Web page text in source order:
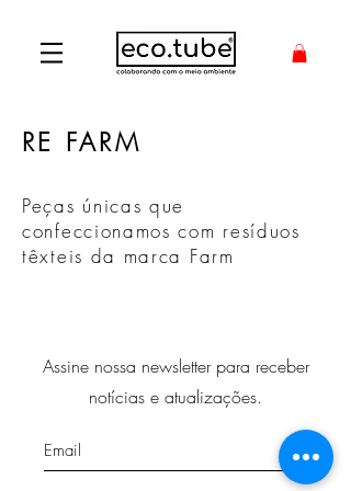
RE FARM
Peças únicas que
confeccionamos com resíduos
têxteis da marca Farm
Assine nossa newsletter para receber
notícias e atualizações.